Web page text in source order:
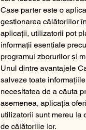
Case parter este o
gestionarea călătoriilor
aplicații, utilizatorii pot
informații esențiale
programul zborurilor și
Unul dintre avantajele
salveze toate
necesitatea de a căuta
asemenea, aplicația
utilizatorii sunt mereu la
de călătoriile lor.